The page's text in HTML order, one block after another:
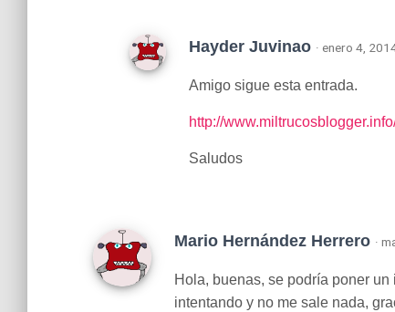
Hayder Juvinao · enero 4,
Amigo sigue esta entrada.
http://
Saludos
Mario Hernández Herrero ·
Hola, buenas, se podría poner
intentando y no me sale nada,